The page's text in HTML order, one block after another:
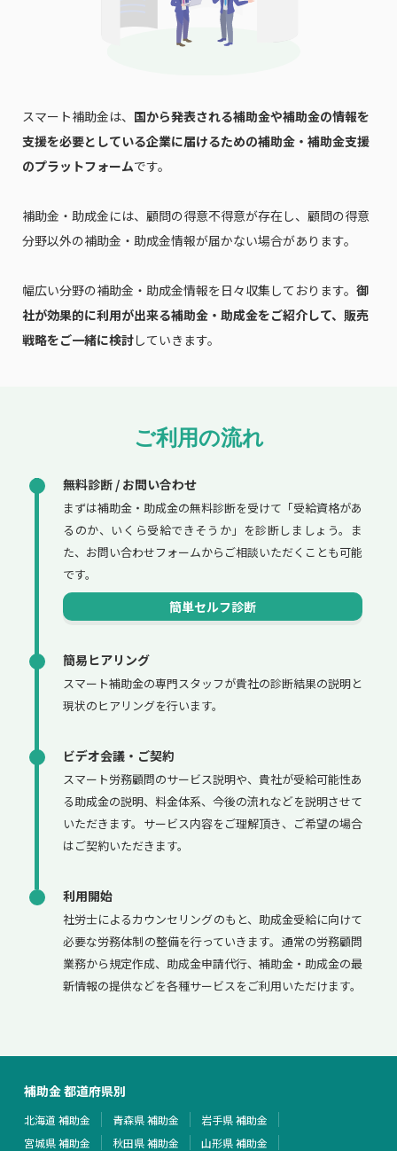
「PDF資料ダウンロード」ボタンを押下した時点
で本サービスの利用規約
スマート補助金は、 国から発表される補助金や補助金の情報を
支援を必要としている企業に届けるための補助金・補助金支援
のプラットフォームです。
補助金・助成金には、顧問の得意不得意が存在し、顧問の得意
分野以外の補助金・助成金情報が届かない場合があります。
幅広い分野の補助金・助成金情報を日々収集しております。 御
社が効果的に利用が出来る補助金・助成金をご紹介して、販売
戦略をご一緒に検討していきます。
ご利用の流れ
無料診断 / お問い合わせ
まずは補助金・助成金の無料診断を受けて「受給資格があ
るのか、いくら受給できそうか」を診断しましょう。ま
た、お問い合わせフォームからご相談いただくことも可能
です。
簡単セルフ診断
簡易ヒアリング
スマート補助金の専門スタッフが貴社の診断結果の説明と
現状のヒアリングを行います。
ビデオ会議・ご契約
スマート労務顧問のサービス説明や、貴社が受給可能性あ
る助成金の説明、料金体系、今後の流れなどを説明させて
いただきます。サービス内容をご理解頂き、ご希望の場合
はご契約いただきます。
利用開始
社労士によるカウンセリングのもと、助成金受給に向けて
必要な労務体制の整備を行っていきます。通常の労務顧問
業務から規定作成、助成金申請代行、補助金・助成金の最
新情報の提供などを各種サービスをご利用いただけます。
補助金 都道府県別
北海道 補助金 青森県 補助金
岩手県 補助金
宮城県 補助金
秋田県 補助金
山形県 補助金